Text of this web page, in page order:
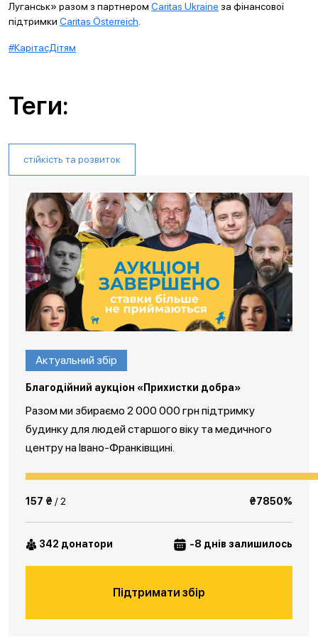
Луганськ» разом з партнером Caritas Ukraine за фінансової
підтримки Caritas Österreich
#КарітасДітям
Теги:
стійкість та розвиток
Актуальний збір
Благодійний аукціон «Прихистки добра»
Разом ми збираємо 2 000 000 грн підтримку
будинку для людей старшого віку та медичного
центру на Івано-Франківщині.
157 ₴ / 2 ₴7850%
342 донатори -8 днів залишилось
Підтримати збір